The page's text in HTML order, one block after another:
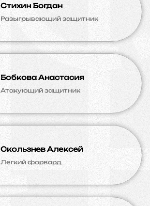
Стихин Богдан
Разыгрывающий защитник
Бобкова Анастасия
Атакующий защитник
Скользнев Алексей
Легкий форвард